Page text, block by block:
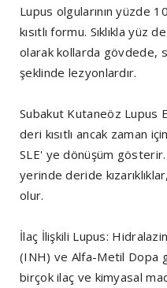
Lupus olgularının yüzde
kısıtlı formu. Sıklıkla yüz
olarak kollarda gövdede,
şeklinde lezyonlardır.
Subakut Kutaneöz Lupus
deri kısıtlı ancak zaman
SLE' ye dönüşüm
yerinde deride
olur.
İlaç İlişkili Lupus:
(INH) ve Alfa-Metil Dopa
birçok ilaç ve kimyasal